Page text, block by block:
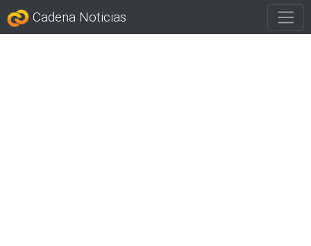
Cadena Noticias